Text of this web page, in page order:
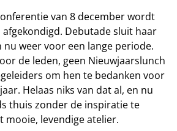
van 8 december wordt
Debutade sluit haar
weer voor een lange periode.
de leden, geen Nieuwjaarslunch
om hen te bedanken voor
Helaas niks van dat al, en nu
thuis zonder de inspiratie te
mooie, levendige atelier.